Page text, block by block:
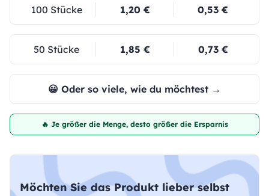
100 Stücke 1,20 € 0,53 €
50 Stücke 1,85 € 0,73 €
😀 Oder so viele, wie du möchtest →
🔥 Je größer die Menge, desto größer die Ersparnis
Möchten Sie das Produkt lieber selbst